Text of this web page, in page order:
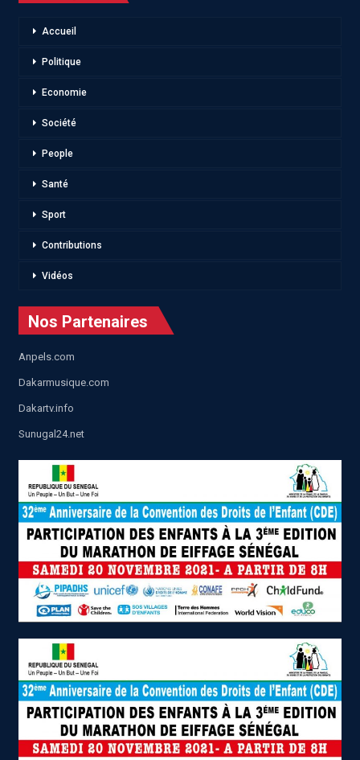
Accueil
Politique
Economie
Société
People
Santé
Sport
Contributions
Vidéos
Nos Partenaires
Anpels.com
Dakarmusique.com
Dakartv.info
Sunugal24.net